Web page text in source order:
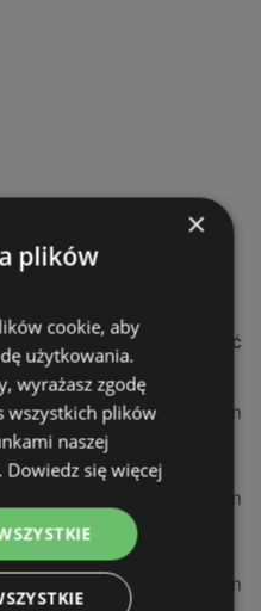
ODLEGŁOŚĆ
0,23 km
0,84 km
1,87 km
×
plików
cookie, aby
użytkowania.
wyrażasz zgodę
wszystkich plików
naszej
Dowiedz się więcej